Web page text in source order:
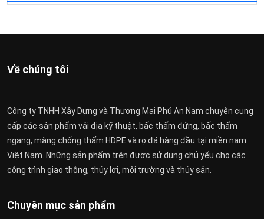
Về chúng tôi
Công ty TNHH Xây Dựng và Thương Mại Phú An Nam chuyên cung
cấp các sản phẩm vải địa kỹ thuật, bấc thấm đứng, bấc thấm
ngang, màng chống thấm HDPE và rọ đá hàng đầu tại miền nam
Việt Nam. Những sản phẩm trên được sử dụng chủ yếu cho các
công trình giao thông, thủy lợi, môi trường và thủy sản.
Chuyên mục sản phẩm